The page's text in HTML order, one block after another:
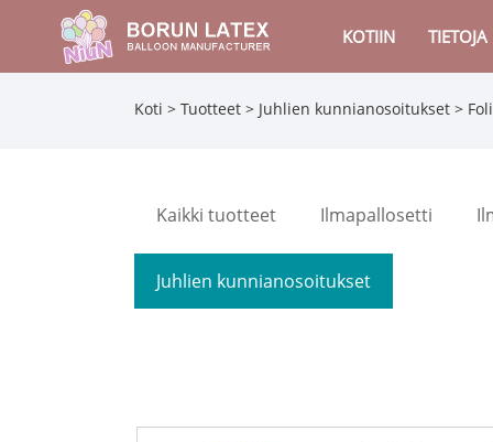
KOTIIN
Koti > Tuotteet > Juhlien kunnianosoitukset >
Kaikki tuotteet Ilmapallosetti
Juhlien kunnianosoitukset